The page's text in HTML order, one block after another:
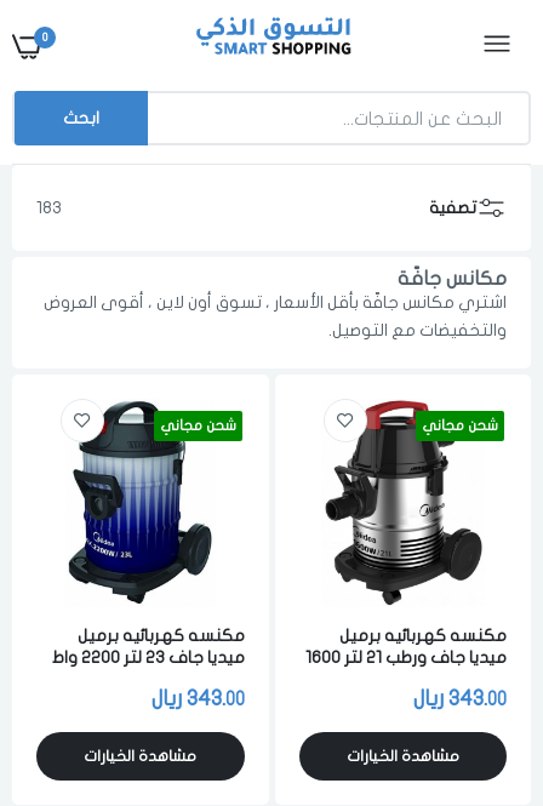
0
ابحث
تصفية 183
مكانس جافّة
اشتري مكانس جافّة بأقل الأسعار ، تسوق أون لاين ، أقوى العروض
والتخفيضات مع التوصيل.
شحن مجاني
مكنسه كهربائيه برميل
ميديا جاف ورطب 21 لتر 1600
متعدد الالوان
343.00 ريال
مشاهدة الخيارات
شحن مجاني
مكنسه كهربائيه برميل
ميديا جاف 23 لتر 2200 واط
343.00 ريال
مشاهدة الخيارات